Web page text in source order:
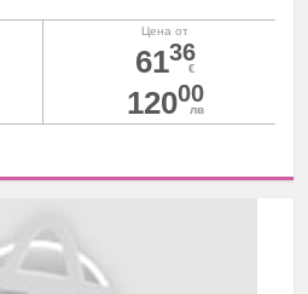
Цена от
6136
€
12000
лв